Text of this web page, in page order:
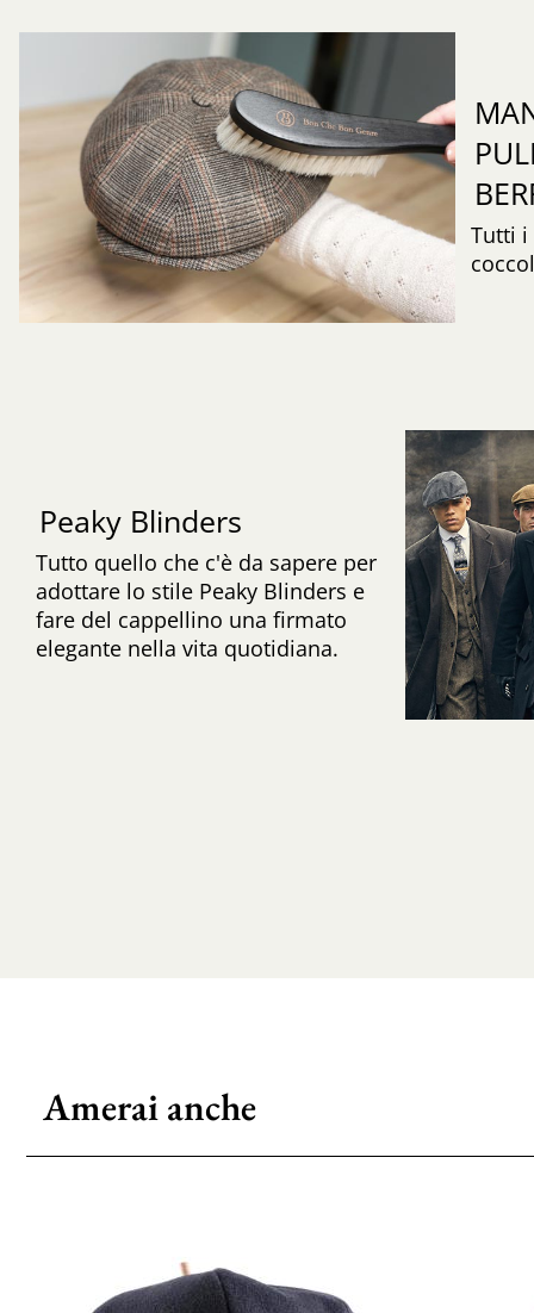
Tutti i
Peaky Blinders
Tutto quello che c'è da sapere per
adottare lo stile Peaky Blinders e
fare del cappellino una firmato
elegante nella vita quotidiana.
Amerai anche